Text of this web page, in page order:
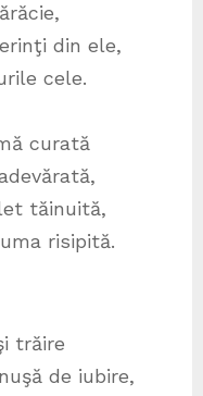
din ele,
cele.
curată
tăinuită,
risipită.
trăire
de iubire,